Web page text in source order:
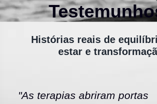
Histórias reais de
estar e
"As terapias abriram portas